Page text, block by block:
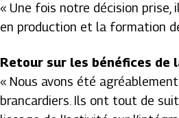
« Une fois notre décision prise,
en production et la formation
Retour sur les bénéfices de
« Nous avons été
brancardiers. Ils ont tout de